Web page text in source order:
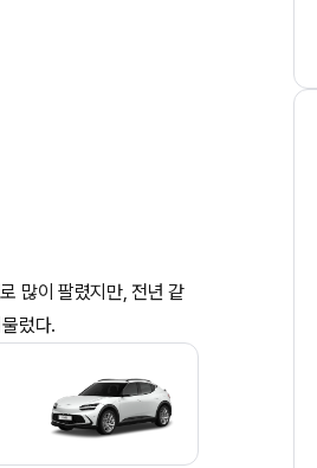
많이 팔렸지만, 전년 같
렀다.